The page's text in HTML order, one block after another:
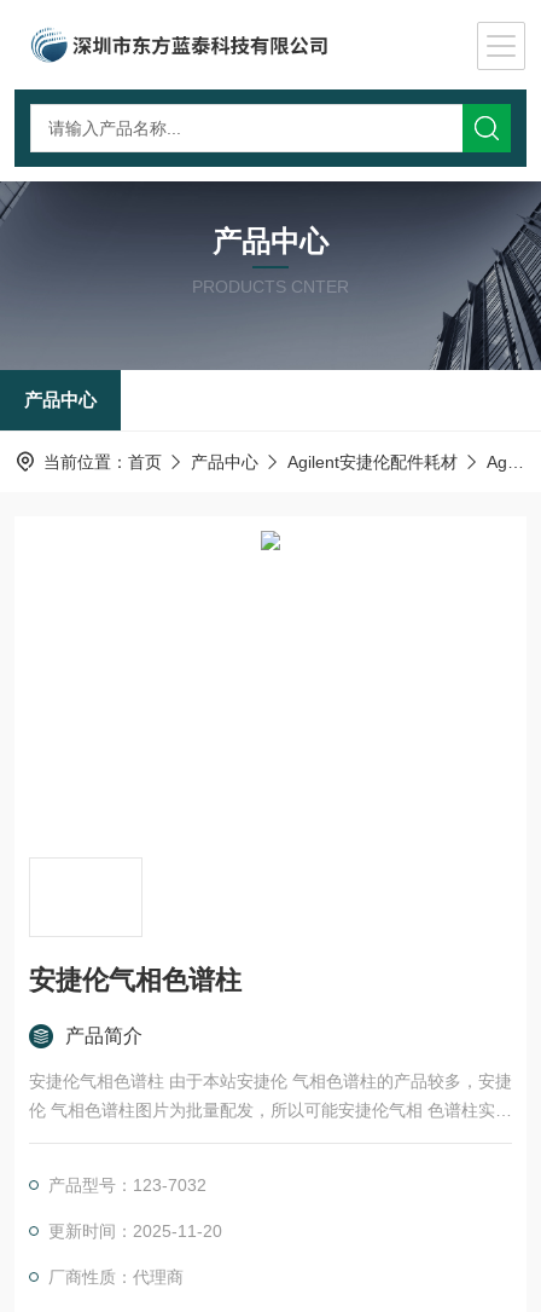
产品中心
PRODUCTS CNTER
产品中心
当前位置： 首页 产品中心 Agilent安捷伦配件耗材 Agilent气相色谱柱
安捷伦气相色谱柱
产品简介
安捷伦气相色谱柱 由于本站安捷伦 气相色谱柱的产品较多，安捷
伦 气相色谱柱图片为批量配发，所以可能安捷伦气相 色谱柱实际
图片与配图不一致，请以实际为准。
产品型号：123-7032
更新时间：2025-11-20
厂商性质：代理商